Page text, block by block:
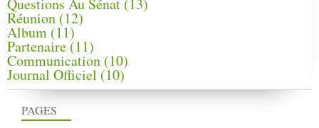
PAGES
Questions Au Sénat(13)
Réunion (12)
Album (11)
Partenaire(11)
Communication (10)
Journal Officiel (10)